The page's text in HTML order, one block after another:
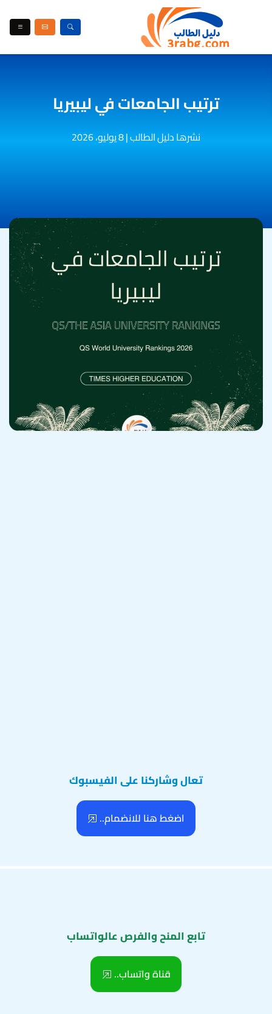
ترتيب الجامعات في ليبيريا
نشرها دليل الطالب|8 يوليو، 2026
تعال وشاركنا على الفيسبوك
اضغط هنا للانضمام..
تابع المنح والفرص عالواتساب
قناة واتساب..